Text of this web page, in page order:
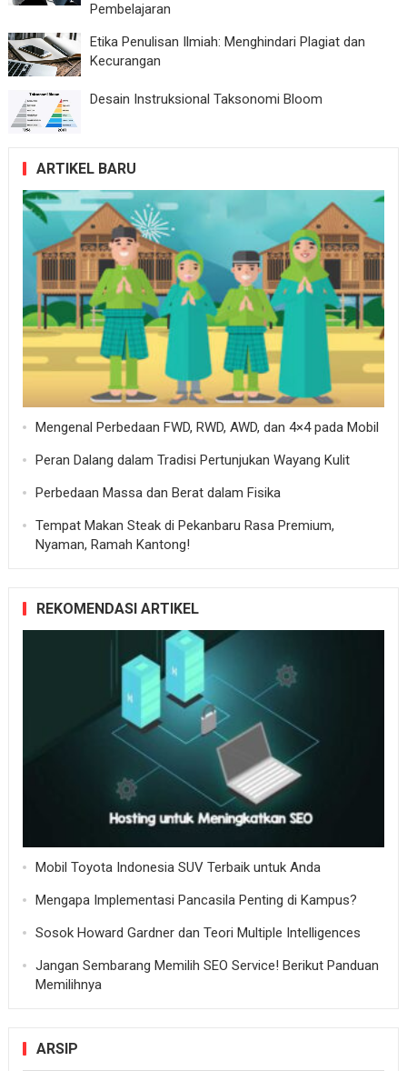
Pembelajaran
Etika Penulisan Ilmiah: Menghindari Plagiat dan
Kecurangan
Desain Instruksional Taksonomi Bloom
ARTIKEL BARU
Mengenal Perbedaan FWD, RWD, AWD, dan 4×4 pada Mobil
Peran Dalang dalam Tradisi Pertunjukan Wayang Kulit
Perbedaan Massa dan Berat dalam Fisika
Tempat Makan Steak di Pekanbaru Rasa Premium,
Nyaman, Ramah Kantong!
REKOMENDASI ARTIKEL
Mobil Toyota Indonesia SUV Terbaik untuk Anda
Mengapa Implementasi Pancasila Penting di Kampus?
Sosok Howard Gardner dan Teori Multiple Intelligences
Jangan Sembarang Memilih SEO Service! Berikut Panduan
Memilihnya
ARSIP